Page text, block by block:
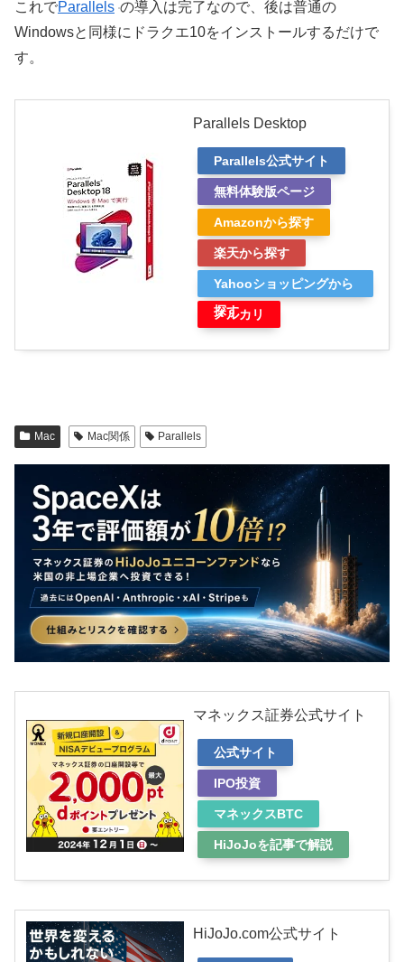
これでParallels の導入は完了なので、後は普通の
Windowsと同様にドラクエ10をインストールするだけで
す。
Parallels Desktop
Parallels公式サイト
無料体験版ページ
Amazonから探す
楽天から探す
Yahooショッピングから
探す
メルカリ
Mac Mac関係 Parallels
マネックス証券公式サイト
公式サイト
IPO投資
マネックスBTC
HiJoJoを記事で解説
HiJoJo.com公式サイト